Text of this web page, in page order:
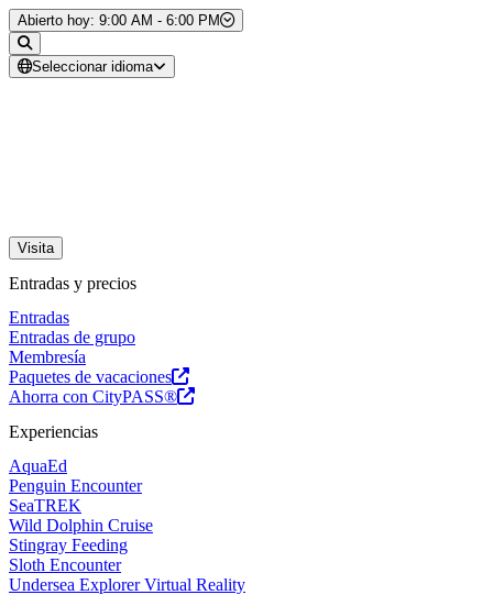
Saltar al contenido
Abierto hoy: 9:00 AM - 6:00 PM
Seleccionar idioma
Visita
Entradas y precios
Entradas
Entradas de grupo
Membresía
Paquetes de vacaciones
Ahorra con CityPASS®
Experiencias
AquaEd
Penguin Encounter
SeaTREK
Wild Dolphin Cruise
Stingray Feeding
Sloth Encounter
Undersea Explorer Virtual Reality